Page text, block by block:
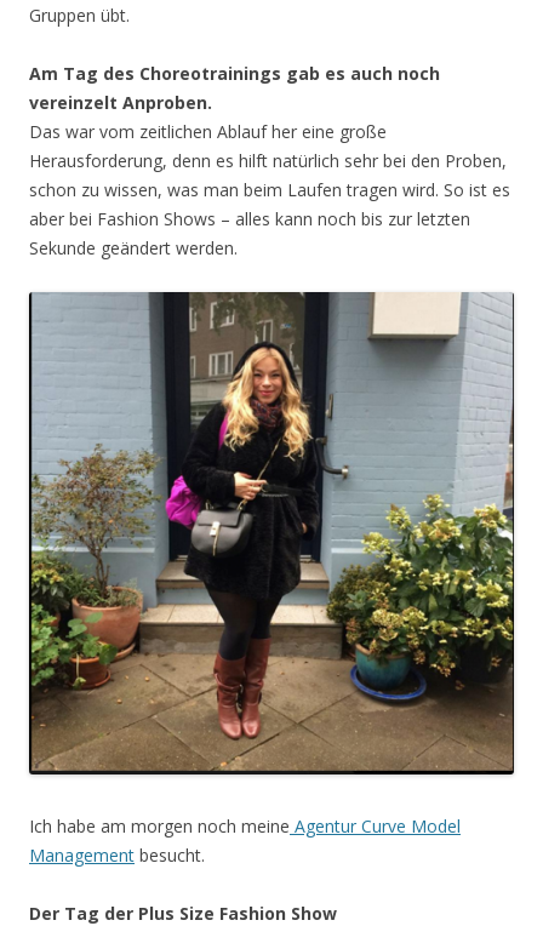
Gruppen übt.
Am Tag des Choreotrainings gab es auch noch
vereinzelt Anproben.
Das war vom zeitlichen Ablauf her eine große
Herausforderung, denn es hilft natürlich sehr bei den Proben,
schon zu wissen, was man beim Laufen tragen wird. So ist es
aber bei Fashion Shows – alles kann noch bis zur letzten
Sekunde geändert werden.
Ich habe am morgen noch meine Agentur Curve Model
Management besucht.
Der Tag der Plus Size Fashion Show